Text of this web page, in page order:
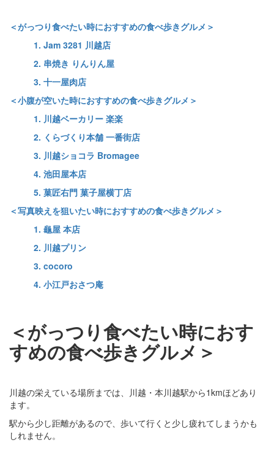
＜がっつり食べたい時におすすめの食べ歩きグルメ＞
1. Jam 3281 川越店
2. 串焼き りんりん屋
3. 十一屋肉店
＜小腹が空いた時におすすめの食べ歩きグルメ＞
1. 川越ベーカリー 楽楽
2. くらづくり本舗 一番街店
3. 川越ショコラ Bromagee
4. 池田屋本店
5. 菓匠右門 菓子屋横丁店
＜写真映えを狙いたい時におすすめの食べ歩きグルメ＞
1. 龜屋 本店
2. 川越プリン
3. cocoro
4. 小江戸おさつ庵
＜がっつり食べたい時におす
すめの食べ歩きグルメ＞
川越の栄えている場所までは、川越・本川越駅から1kmほどあり
ます。
駅から少し距離があるので、歩いて行くと少し疲れてしまうかも
しれません。